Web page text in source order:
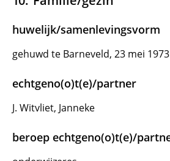
huwelijk/samenlevingsvorm
gehuwd te Barneveld, 23 mei 1973
echtgeno(o)t(e)/partner
J. Witvliet, Janneke
beroep echtgeno(o)t(e)/